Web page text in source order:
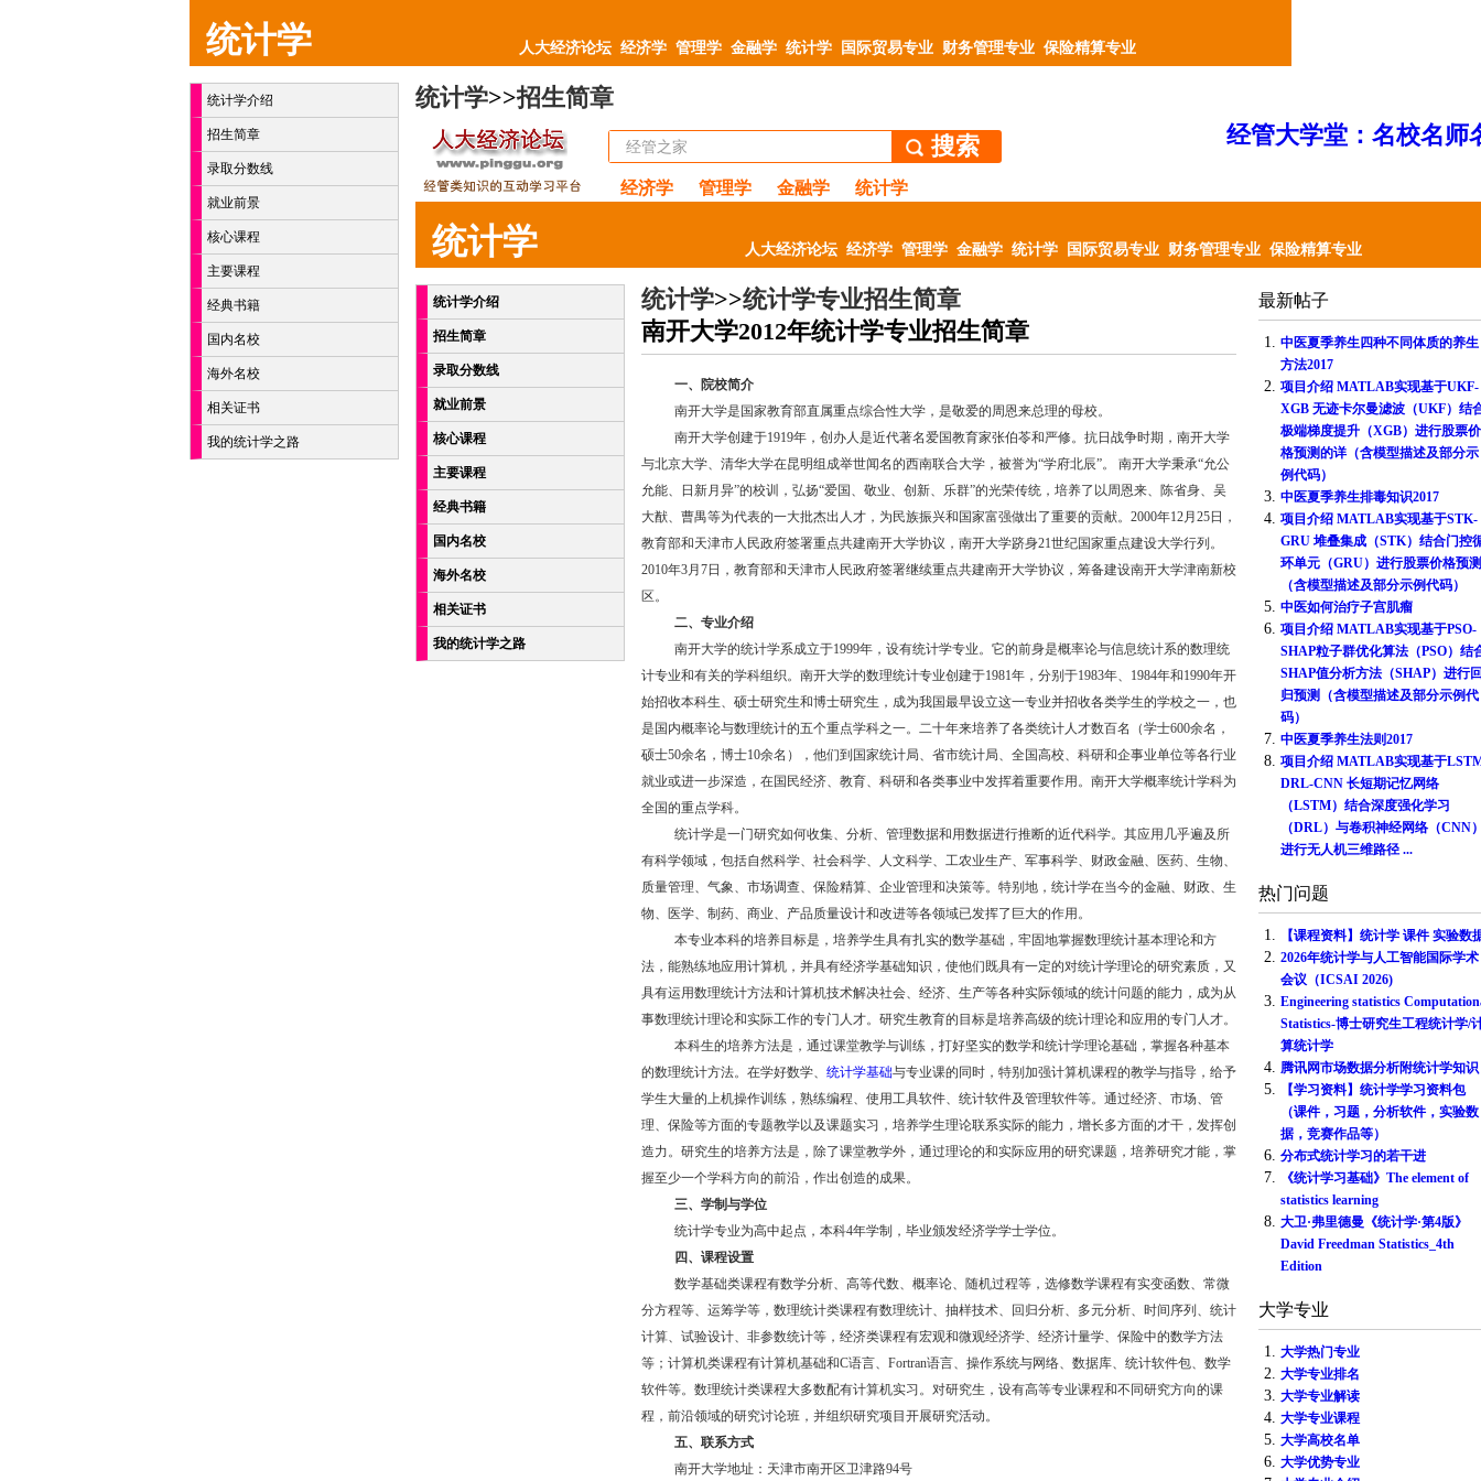
统计学 人大经济论坛 经济学 管理学 金融学 统计学 国际贸易专业 财务管理专业 保险精算专业
统计学介绍
招生简章
录取分数线
就业前景
核心课程
主要课程
经典书籍
国内名校
海外名校
相关证书
我的统计学之路
统计学>>招生简章
搜索
经济学 管理学 金融学 统计学
经管大学堂：名校名师
统计学 人大经济论坛 经济学 管理学 金融学 统计学 国际贸易专业 财务管理专业 保险精算专业
统计学介绍
招生简章
录取分数线
就业前景
核心课程
主要课程
经典书籍
国内名校
海外名校
相关证书
我的统计学之路
统计学>>统计学专业招生简章
南开大学2012年统计学专业招生简章
一、院校简介
南开大学是国家教育部直属重点综合性大学，是敬爱的周恩来总理的母校。
南开大学创建于1919年，创办人是近代著名爱国教育家张伯苓和严修。抗日战争时期，南开大学
与北京大学、清华大学在昆明组成举世闻名的西南联合大学，被誉为“学府北辰”。 南开大学秉承“允公
允能、日新月异”的校训，弘扬“爱国、敬业、创新、乐群”的光荣传统，培养了以周恩来、陈省身、吴
大猷、曹禺等为代表的一大批杰出人才，为民族振兴和国家富强做出了重要的贡献。2000年12月25日，
教育部和天津市人民政府签署重点共建南开大学协议，南开大学跻身21世纪国家重点建设大学行列。
2010年3月7日，教育部和天津市人民政府签署继续重点共建南开大学协议，筹备建设南开大学津南新校
区。
二、专业介绍
南开大学的统计学系成立于1999年，设有统计学专业。它的前身是概率论与信息统计系的数理统
计专业和有关的学科组织。南开大学的数理统计专业创建于1981年，分别于1983年、1984年和1990年开
始招收本科生、硕士研究生和博士研究生，成为我国最早设立这一专业并招收各类学生的学校之一，也
是国内概率论与数理统计的五个重点学科之一。二十年来培养了各类统计人才数百名（学士600余名，
硕士50余名，博士10余名），他们到国家统计局、省市统计局、全国高校、科研和企事业单位等各行业
就业或进一步深造，在国民经济、教育、科研和各类事业中发挥着重要作用。南开大学概率统计学科为
全国的重点学科。
统计学是一门研究如何收集、分析、管理数据和用数据进行推断的近代科学。其应用几乎遍及所
有科学领域，包括自然科学、社会科学、人文科学、工农业生产、军事科学、财政金融、医药、生物、
质量管理、气象、市场调查、保险精算、企业管理和决策等。特别地，统计学在当今的金融、财政、生
物、医学、制药、商业、产品质量设计和改进等各领域已发挥了巨大的作用。
本专业本科的培养目标是，培养学生具有扎实的数学基础，牢固地掌握数理统计基本理论和方
法，能熟练地应用计算机，并具有经济学基础知识，使他们既具有一定的对统计学理论的研究素质，又
具有运用数理统计方法和计算机技术解决社会、经济、生产等各种实际领域的统计问题的能力，成为从
事数理统计理论和实际工作的专门人才。研究生教育的目标是培养高级的统计理论和应用的专门人才。
本科生的培养方法是，通过课堂教学与训练，打好坚实的数学和统计学理论基础，掌握各种基本
的数理统计方法。在学好数学、 统计学基础与专业课的同时，特别加强计算机课程的教学与指导，给予
学生大量的上机操作训练，熟练编程、使用工具软件、统计软件及管理软件等。通过经济、市场、管
理、保险等方面的专题教学以及课题实习，培养学生理论联系实际的能力，增长多方面的才干，发挥创
造力。研究生的培养方法是，除了课堂教学外，通过理论的和实际应用的研究课题，培养研究才能，掌
握至少一个学科方向的前沿，作出创造的成果。
三、学制与学位
统计学专业为高中起点，本科4年学制，毕业颁发经济学学士学位。
四、课程设置
数学基础类课程有数学分析、高等代数、概率论、随机过程等，选修数学课程有实变函数、常微
分方程等、运筹学等，数理统计类课程有数理统计、抽样技术、回归分析、多元分析、时间序列、统计
计算、试验设计、非参数统计等，经济类课程有宏观和微观经济学、经济计量学、保险中的数学方法
等；计算机类课程有计算机基础和C语言、Fortran语言、操作系统与网络、数据库、统计软件包、数学
软件等。数理统计类课程大多数配有计算机实习。对研究生，设有高等专业课程和不同研究方向的课
程，前沿领域的研究讨论班，并组织研究项目开展研究活动。
五、联系方式
南开大学地址：天津市南开区卫津路94号
最新帖子
1. 中医夏季养生四种不同体质的养生
方法2017
2. 项目介绍 MATLAB实现基于UKF-
XGB 无迹卡尔曼滤波（UKF）结
极端梯度提升（XGB）进行股票价
格预测的详（含模型描述及部分示
例代码）
3. 中医夏季养生排毒知识2017
4. 项目介绍 MATLAB实现基于STK-
GRU 堆叠集成（STK）结合门控
环单元（GRU）进行股票价格预测
（含模型描述及部分示例代码）
5. 中医如何治疗子宫肌瘤
6. 项目介绍 MATLAB实现基于PSO-
SHAP粒子群优化算法（PSO）结
SHAP值分析方法（SHAP）进行
归预测（含模型描述及部分示例代
码）
7. 中医夏季养生法则2017
8. 项目介绍 MATLAB实现基于
DRL-CNN 长短期记忆网络
（LSTM）结合深度强化学习
（DRL）与卷积神经网络（CNN
进行无人机三维路径 ...
热门问题
1. 【课程资料】统计学 课件 实验数
2. 2026年统计学与人工智能国际学术
会议（ICSAI 2026)
3. Engineering statistics
Statistics-博士研究生工程统计学/
算统计学
4. 腾讯网市场数据分析附统计学知识
5.
【学习资料】统计学学习资料包
（课件，习题，分析软件，实验数
据，竞赛作品等）
6. 分布式统计学习的若干进
7.
《统计学习基础》The element of
statistics learning
8. 大卫·弗里德曼《统计学·第4版》
David Freedman Statistics_4th
Edition
大学专业
1. 大学热门专业
2. 大学专业排名
3. 大学专业解读
4. 大学专业课程
5. 大学高校名单
6. 大学优势专业